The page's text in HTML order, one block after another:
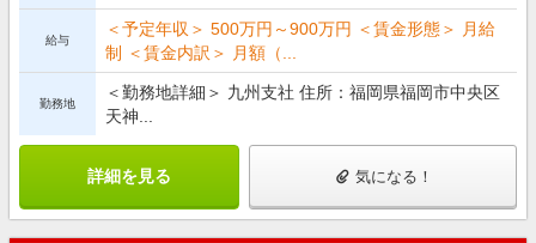
給与
＜予定年収＞ 500万円～900万円 ＜賃金形態＞ 月給
制 ＜賃金内訳＞ 月額（...
勤務地
＜勤務地詳細＞ 九州支社 住所：福岡県福岡市中央区
天神...
詳細を見る 気になる！